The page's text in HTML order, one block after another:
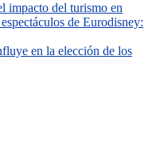
impacto del turismo en
de Eurodisney:
en la elección de los